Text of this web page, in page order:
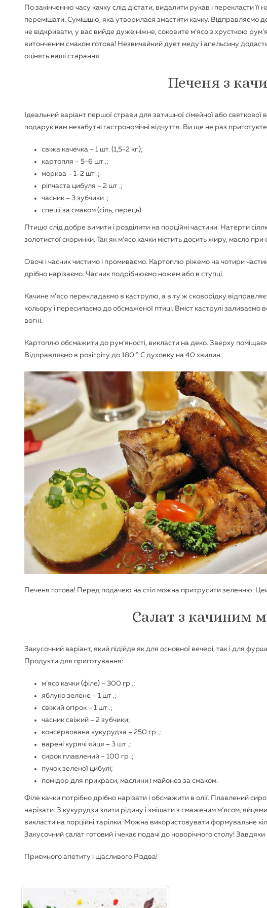
По закінченню часу качку слід дістати, видалити рукав і перекласти
перемішати. Сумішшю, яка утворилася змастити качку. Відправляємо
не відкривати, у вас вийде дуже ніжне, соковите м’ясо з хрусткою
витонченим смаком готова! Незвичайний дует меду і апельсину
оцінять ваші старання.
Печеня з
Ідеальний варіант першої страви для затишної сімейної або
подарує вам незабутні гастрономічні відчуття. Ви ще не раз
свіжа качечка – 1 шт. (1,5-2 кг.);
картопля – 5-6 шт .;
морква – 1-2 шт .;
ріпчаста цибуля – 2 шт .;
часник – 3 зубчики .;
спеції за смаком (сіль, перець).
Птицю слід добре вимити і розділити на порційні частини. Натерти
золотистої скоринки. Так як м’ясо качки містить досить жиру, масло
Овочі і часник чистимо і промиваємо. Картоплю ріжемо на чотири
дрібно нарізаємо. Часник подрібнюємо ножем або в ступці.
Качине м’ясо перекладаємо в каструлю, а в ту ж сковорідку
кольору і пересипаємо до обсмаженої птиці. Вміст каструлі
вогні.
Картоплю обсмажити до рум’яності, викласти на деко. Зверху
Відправляємо в розігріту до 180 ° С духовку на 40 хвилин.
Печеня готова! Перед подачею на стіл можна притрусити зеленню.
Салат з качиним
Закусочний варіант, який підійде як для основної вечері, так і для
Продукти для приготування:
м’ясо качки (філе) – 300 гр .;
яблуко зелене – 1 шт .;
свіжий огірок – 1 шт .;
часник свіжий – 2 зубчики;
консервована кукурудза – 250 гр .;
варені курячі яйця – 3 шт .;
сирок плавлений – 100 гр .;
пучок зеленої цибулі;
помідор для прикраси, маслини і майонез за смаком.
Філе качки потрібно дрібно нарізати і обсмажити в олії. Плавлений
нарізати. З кукурудзи злити рідину і змішати з смаженим м’ясом,
викласти на порційні тарілки. Можна використовувати формувальне
Закусочний салат готовий і чекає подачі до новорічного столу!
Приємного апетиту і щасливого Різдва!